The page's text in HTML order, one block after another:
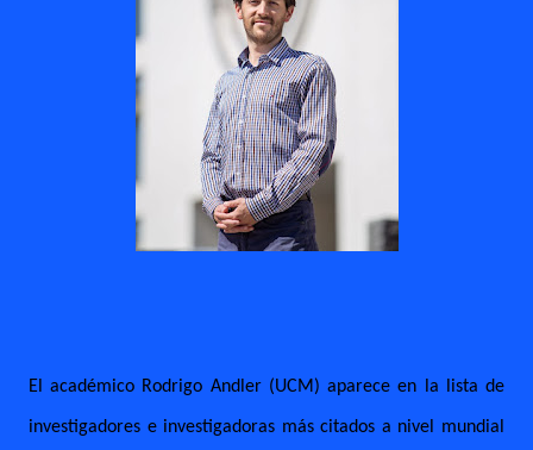
El académico Rodrigo Andler (UCM) aparece en la lista de
investigadores e investigadoras más citados a nivel mundial